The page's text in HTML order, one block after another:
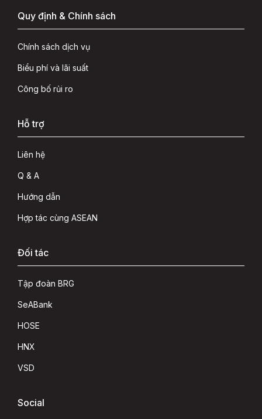
Quy định & Chính sách
Chính sách dịch vụ
Biểu phí và lãi suất
Công bố rủi ro
Hỗ trợ
Liên hệ
Q & A
Hướng dẫn
Hợp tác cùng ASEAN
Đối tác
Tập đoàn BRG
SeABank
HOSE
HNX
VSD
Social